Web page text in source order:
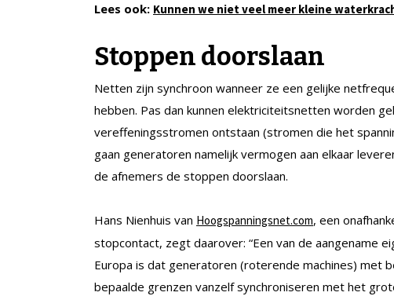
Lees ook: Kunnen we niet veel meer kleine
Stoppen doorslaan
Netten zijn synchroon wanneer ze een gelijke
hebben. Pas dan kunnen elektriciteitsnetten worden
vereffeningsstromen ontstaan (stromen die het
gaan generatoren namelijk vermogen aan elkaar
de afnemers de stoppen doorslaan.
Hans Nienhuis van Hoogspanningsnet.com, een
stopcontact, zegt daarover: “Een van de aangename
Europa is dat generatoren (roterende machines) met
bepaalde grenzen vanzelf synchroniseren met het